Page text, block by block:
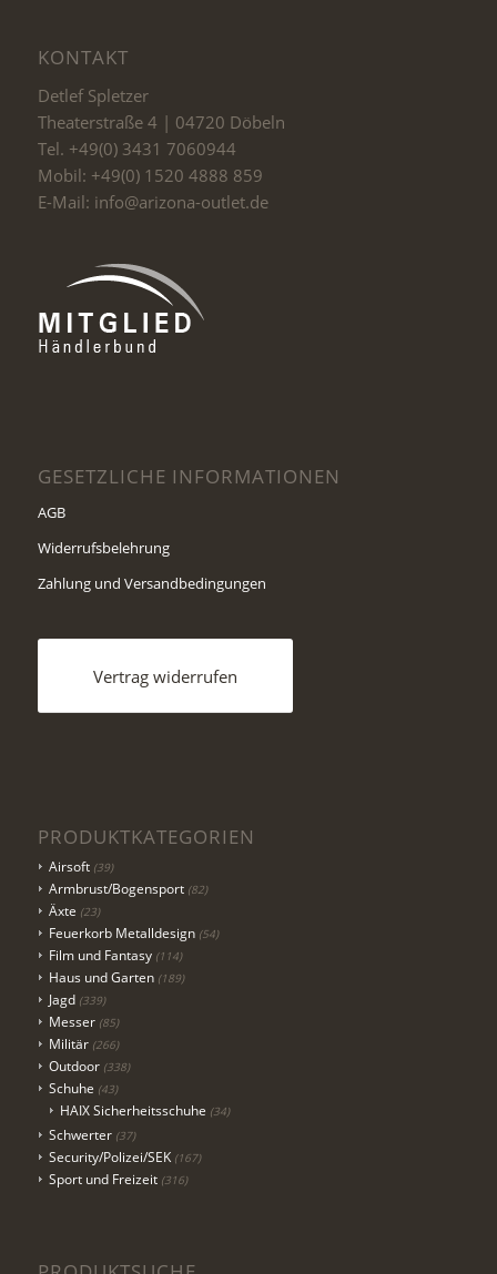
KONTAKT
Detlef Spletzer
Theaterstraße 4 | 04720 Döbeln
Tel. +49(0) 3431 7060944
Mobil: +49(0) 1520 4888 859
E-Mail: info@arizona-outlet.de
GESETZLICHE INFORMATIONEN
AGB
Widerrufsbelehrung
Zahlung und Versandbedingungen
Vertrag widerrufen
PRODUKTKATEGORIEN
Airsoft (39)
Armbrust/Bogensport (82)
Äxte (23)
Feuerkorb Metalldesign (54)
Film und Fantasy (114)
Haus und Garten (189)
Jagd (339)
Messer (85)
Militär (266)
Outdoor (338)
Schuhe (43)
HAIX Sicherheitsschuhe (34)
Schwerter (37)
Security/Polizei/SEK (167)
Sport und Freizeit (316)